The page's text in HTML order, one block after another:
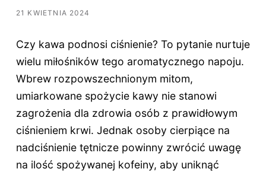
21 KWIETNIA 2024
Czy kawa podnosi ciśnienie? To pytanie nurtuje
wielu miłośników tego aromatycznego napoju.
Wbrew rozpowszechnionym mitom,
umiarkowane spożycie kawy nie stanowi
zagrożenia dla zdrowia osób z prawidłowym
ciśnieniem krwi. Jednak osoby cierpiące na
nadciśnienie tętnicze powinny zwrócić uwagę
na ilość spożywanej kofeiny, aby uniknąć